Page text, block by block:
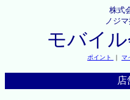
株式
ノジ
モバイ
ポイント ｜ マ
店